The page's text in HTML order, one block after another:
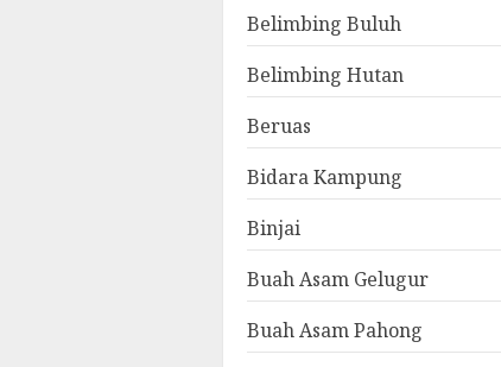
Belimbing Buluh
Belimbing Hutan
Beruas
Bidara Kampung
Binjai
Buah Asam Gelugur
Buah Asam Pahong